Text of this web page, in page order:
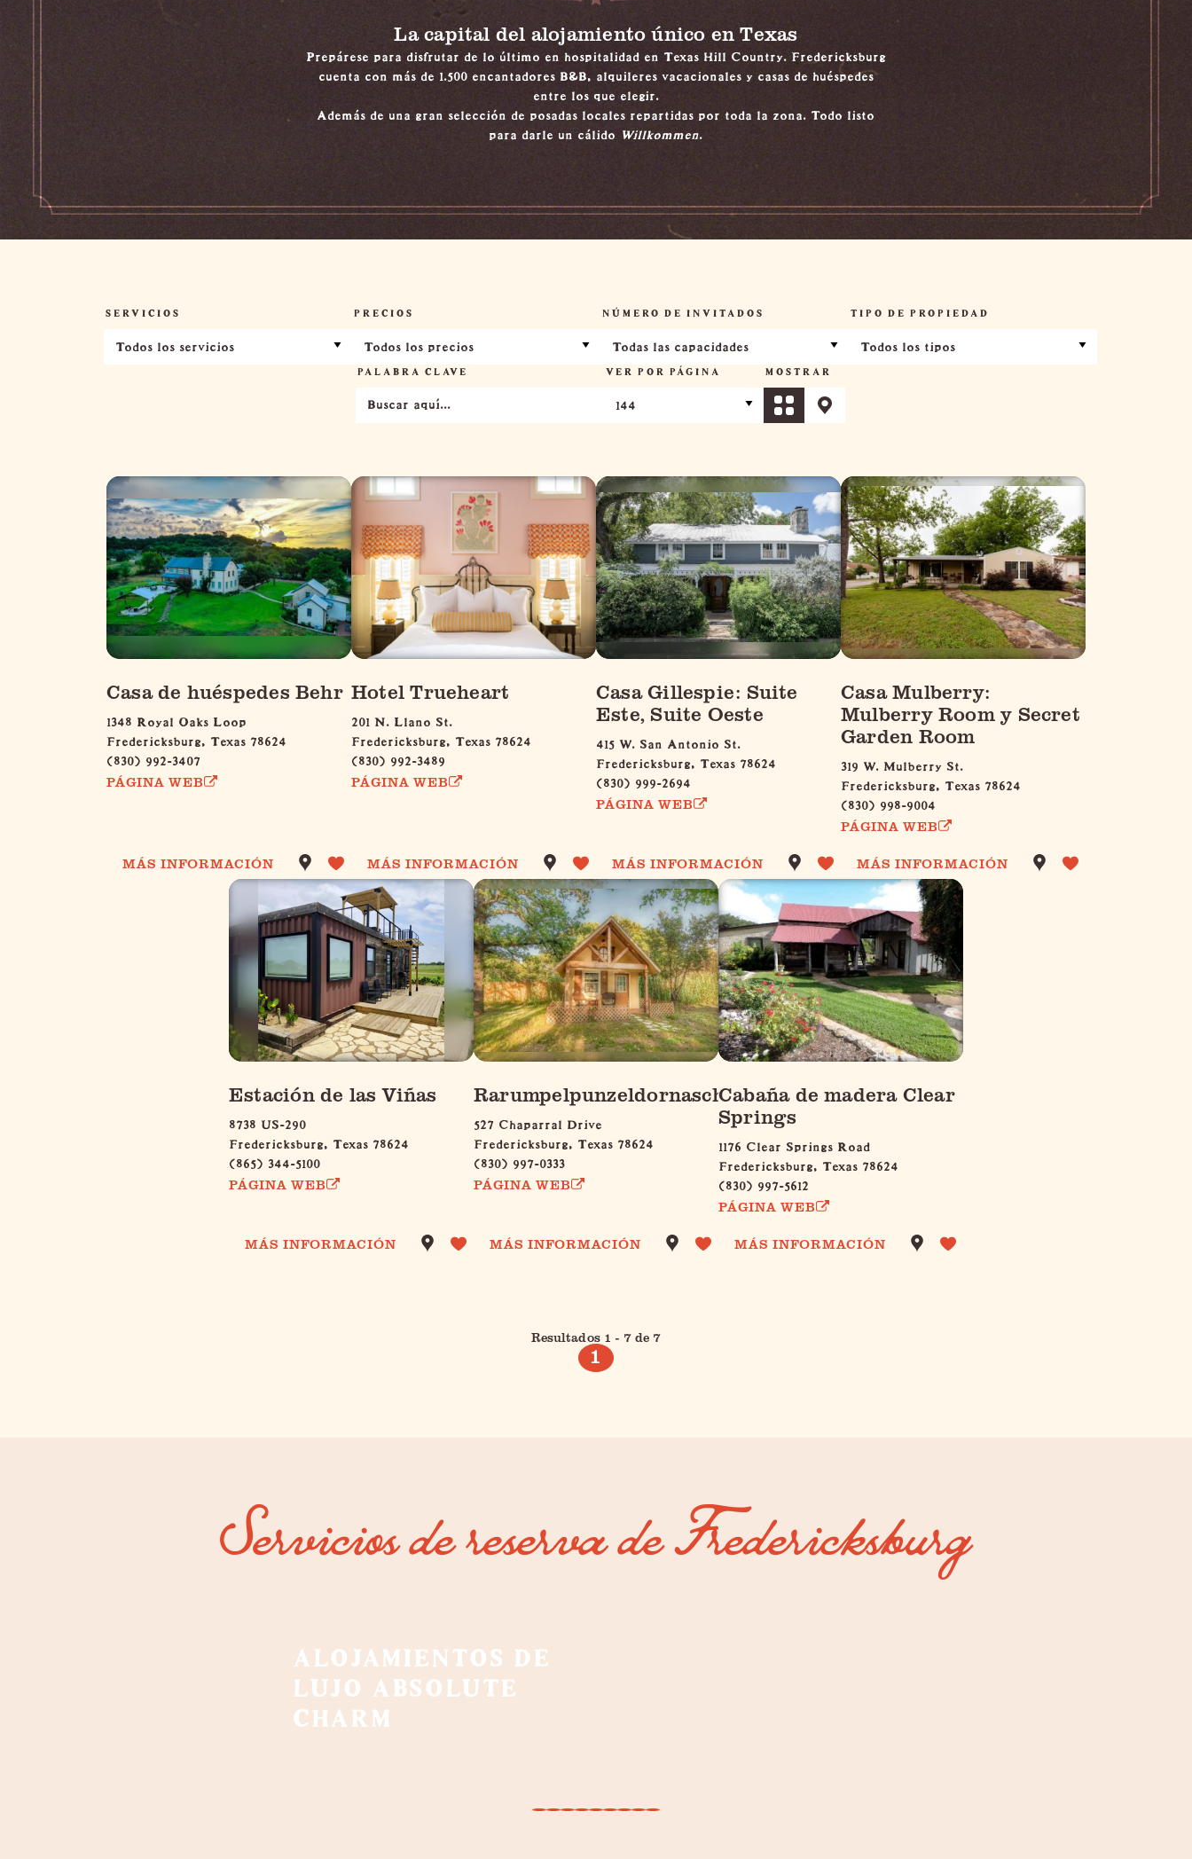
La capital del alojamiento único en Texas
Prepárese para disfrutar de lo último en hospitalidad en Texas Hill Country. Fredericksburg
cuenta con más de 1.500 encantadores B&B, alquileres vacacionales y casas de huéspedes
entre los que elegir.
Además de una gran selección de posadas locales repartidas por toda la zona. Todo listo
para darle un cálido Willkommen.
SERVICIOS
Todos los servicios
PRECIOS
Todos los precios
NÚMERO DE INVITADOS
Todas las capacidades
TIPO DE PROPIEDAD
Todos los tipos
PALABRA CLAVE VER POR PÁGINA MOSTRAR
Casa de huéspedes Behr
1348 Royal Oaks Loop
Fredericksburg, Texas 78624
(830) 992-3407
PÁGINA WEB
MÁS INFORMACIÓN
Hotel Trueheart
201 N. Llano St.
Fredericksburg, Texas 78624
(830) 992-3489
PÁGINA WEB
MÁS INFORMACIÓN
Casa Gillespie: Suite
Este, Suite Oeste
415 W. San Antonio St.
Fredericksburg, Texas 78624
(830) 999-2694
PÁGINA WEB
MÁS INFORMACIÓN
Casa Mulberry:
Mulberry Room y Secret
Garden Room
319 W. Mulberry St.
Fredericksburg, Texas 78624
(830) 998-9004
PÁGINA WEB
MÁS INFORMACIÓN
Estación de las Viñas
8738 US-290
Fredericksburg, Texas 78624
(865) 344-5100
PÁGINA WEB
MÁS INFORMACIÓN
Rarumpelpunzeldornaschenwittchen
527 Chaparral Drive
Fredericksburg, Texas 78624
(830) 997-0333
PÁGINA WEB
MÁS INFORMACIÓN
Cabaña de madera Clear
Springs
1176 Clear Springs Road
Fredericksburg, Texas 78624
(830) 997-5612
PÁGINA WEB
MÁS INFORMACIÓN
Resultados 1 - 7 de 7
1
Servicios de reserva de Fredericksburg
ALOJAMIENTOS DE
LUJO ABSOLUTE
CHARM